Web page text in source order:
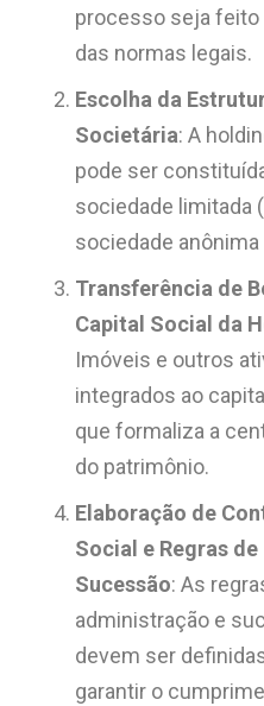
processo seja feito
das normas legais.
Escolha da
Societária: A
pode ser
sociedade limitada
sociedade anônima
Transferência de
Capital Social da
Imóveis e outros
integrados ao
que formaliza a
do patrimônio.
Elaboração de
Social e Regras de
Sucessão: As
administração e
devem ser
garantir o